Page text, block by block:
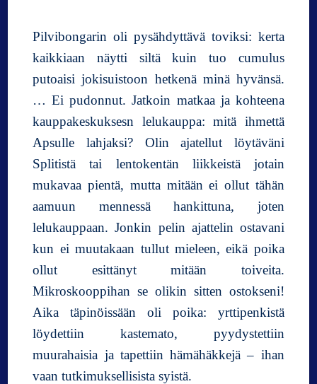
Pilvibongarin oli pysähdyttävä toviksi: kerta
kaikkiaan näytti siltä kuin tuo cumulus
putoaisi jokisuistoon hetkenä minä hyvänsä.
… Ei pudonnut. Jatkoin matkaa ja kohteena
kauppakeskuksesn lelukauppa: mitä ihmettä
Apsulle lahjaksi? Olin ajatellut löytäväni
Splitistä tai lentokentän liikkeistä jotain
mukavaa pientä, mutta mitään ei ollut tähän
aamuun mennessä hankittuna, joten
lelukauppaan. Jonkin pelin ajattelin ostavani
kun ei muutakaan tullut mieleen, eikä poika
ollut esittänyt mitään toiveita.
Mikroskooppihan se olikin sitten ostokseni!
Aika täpinöissään oli poika: yrttipenkistä
löydettiin kastemato, pyydystettiin
muurahaisia ja tapettiin hämähäkkejä – ihan
vaan tutkimuksellisista syistä.